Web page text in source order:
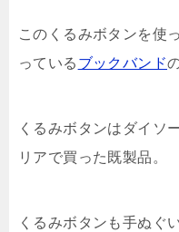
このくるみボタンを使
っている ブックバンド
くるみボタンはダイソ
リアで買った既製品。
くるみボタンも手ぬぐ